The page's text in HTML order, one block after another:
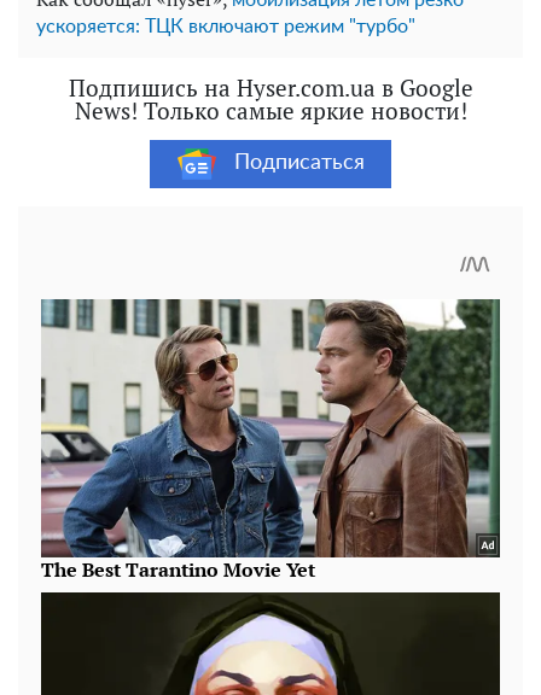
ускоряется: ТЦК включают режим "турбо"
Подпишись на Hyser.com.ua в Google
News! Только самые яркие новости!
Подписаться